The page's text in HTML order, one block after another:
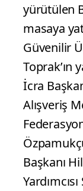
yürütülen
masaya
Güvenilir
Toprak’ın
İcra
Alışveriş
Başkanı